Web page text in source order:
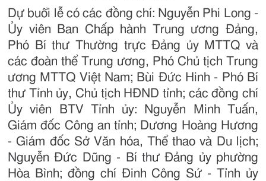
Dự buổi lễ có các đồng chí: Nguyễn Phi Long -
Ủy viên Ban Chấp hành Trung ương Đảng,
Phó Bí thư Thường trực Đảng ủy MTTQ và
các đoàn thể Trung ương, Phó Chủ tịch Trung
ương MTTQ Việt Nam; Bùi Đức Hinh - Phó Bí
thư Tỉnh ủy, Chủ tịch HĐND tỉnh; các đồng chí
Ủy viên BTV Tỉnh ủy: Nguyễn Minh Tuấn,
Giám đốc Công an tỉnh; Dương Hoàng Hương
- Giám đốc Sở Văn hóa, Thể thao và Du lịch;
Nguyễn Đức Dũng - Bí thư Đảng ủy phường
Hòa Bình; đồng chí Đinh Công Sứ - Tỉnh ủy